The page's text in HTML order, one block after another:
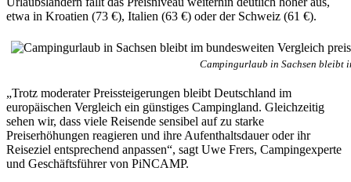
etwa in Kroatien (73 €), Italien (63 €) oder der Schweiz (61 €).
Campingurlaub in Sachsen bleibt
„Trotz moderater Preissteigerungen bleibt Deutschland im
europäischen Vergleich ein günstiges Campingland. Gleichzeitig
sehen wir, dass viele Reisende sensibel auf zu starke
Preiserhöhungen reagieren und ihre Aufenthaltsdauer oder ihr
Reiseziel entsprechend anpassen“, sagt Uwe Frers, Campingexperte
und Geschäftsführer von PiNCAMP.